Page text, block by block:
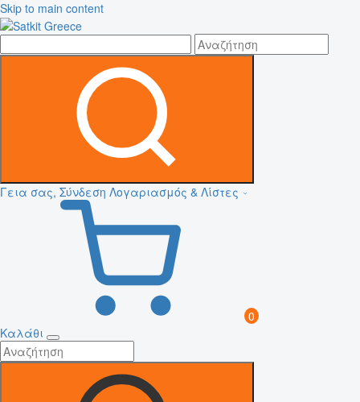
Skip to main content
Γεια σας, Σύνδεση Λογαριασμός & Λίστες
0
Καλάθι